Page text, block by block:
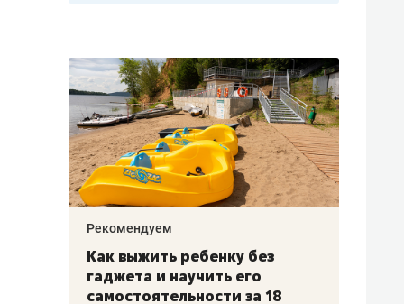
–
Рекомендуем
Как выжить ребенку без
гаджета и научить его
самостоятельности за 18